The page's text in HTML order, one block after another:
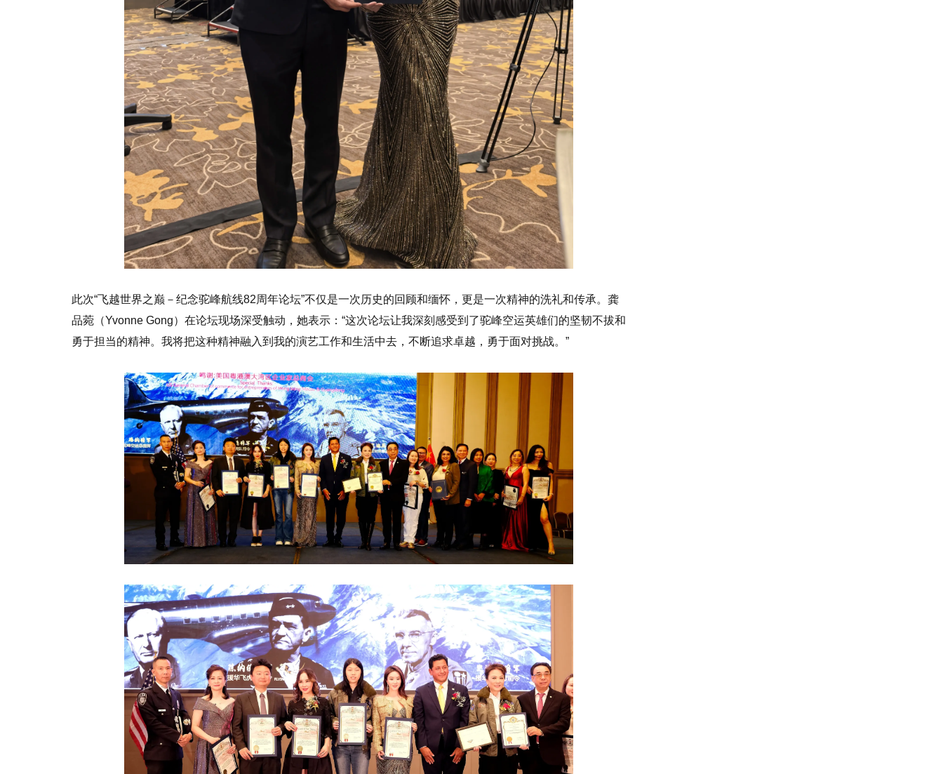
此次“飞越世界之巅－纪念驼峰航线82周年论坛”不仅是一次历史的回顾和缅怀，更是一次精神的洗礼和传承。龚
品菀（Yvonne Gong）在论坛现场深受触动，她表示：“这次论坛让我深刻感受到了驼峰空运英雄们的坚韧不拔和
勇于担当的精神。我将把这种精神融入到我的演艺工作和生活中去，不断追求卓越，勇于面对挑战。”